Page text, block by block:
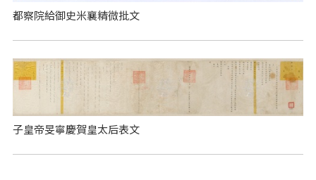
都察院給御史米襄精微批文
子皇帝旻寧慶賀皇太后表文